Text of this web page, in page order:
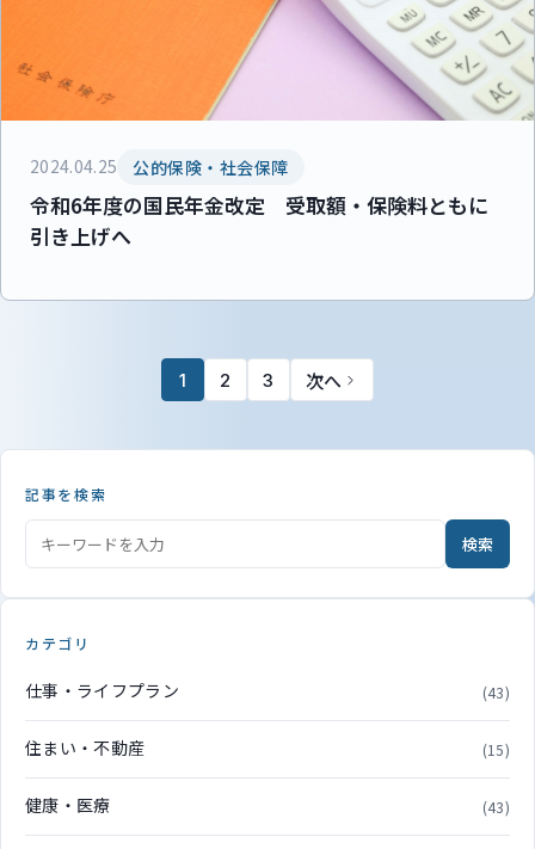
2024.04.25 公的保険・社会保障
令和6年度の国民年金改定 受取額・保険料ともに
引き上げへ
1 2 3 次へ
記事を検索
検索
カテゴリ
仕事・ライフプラン (43)
住まい・不動産 (15)
健康・医療 (43)